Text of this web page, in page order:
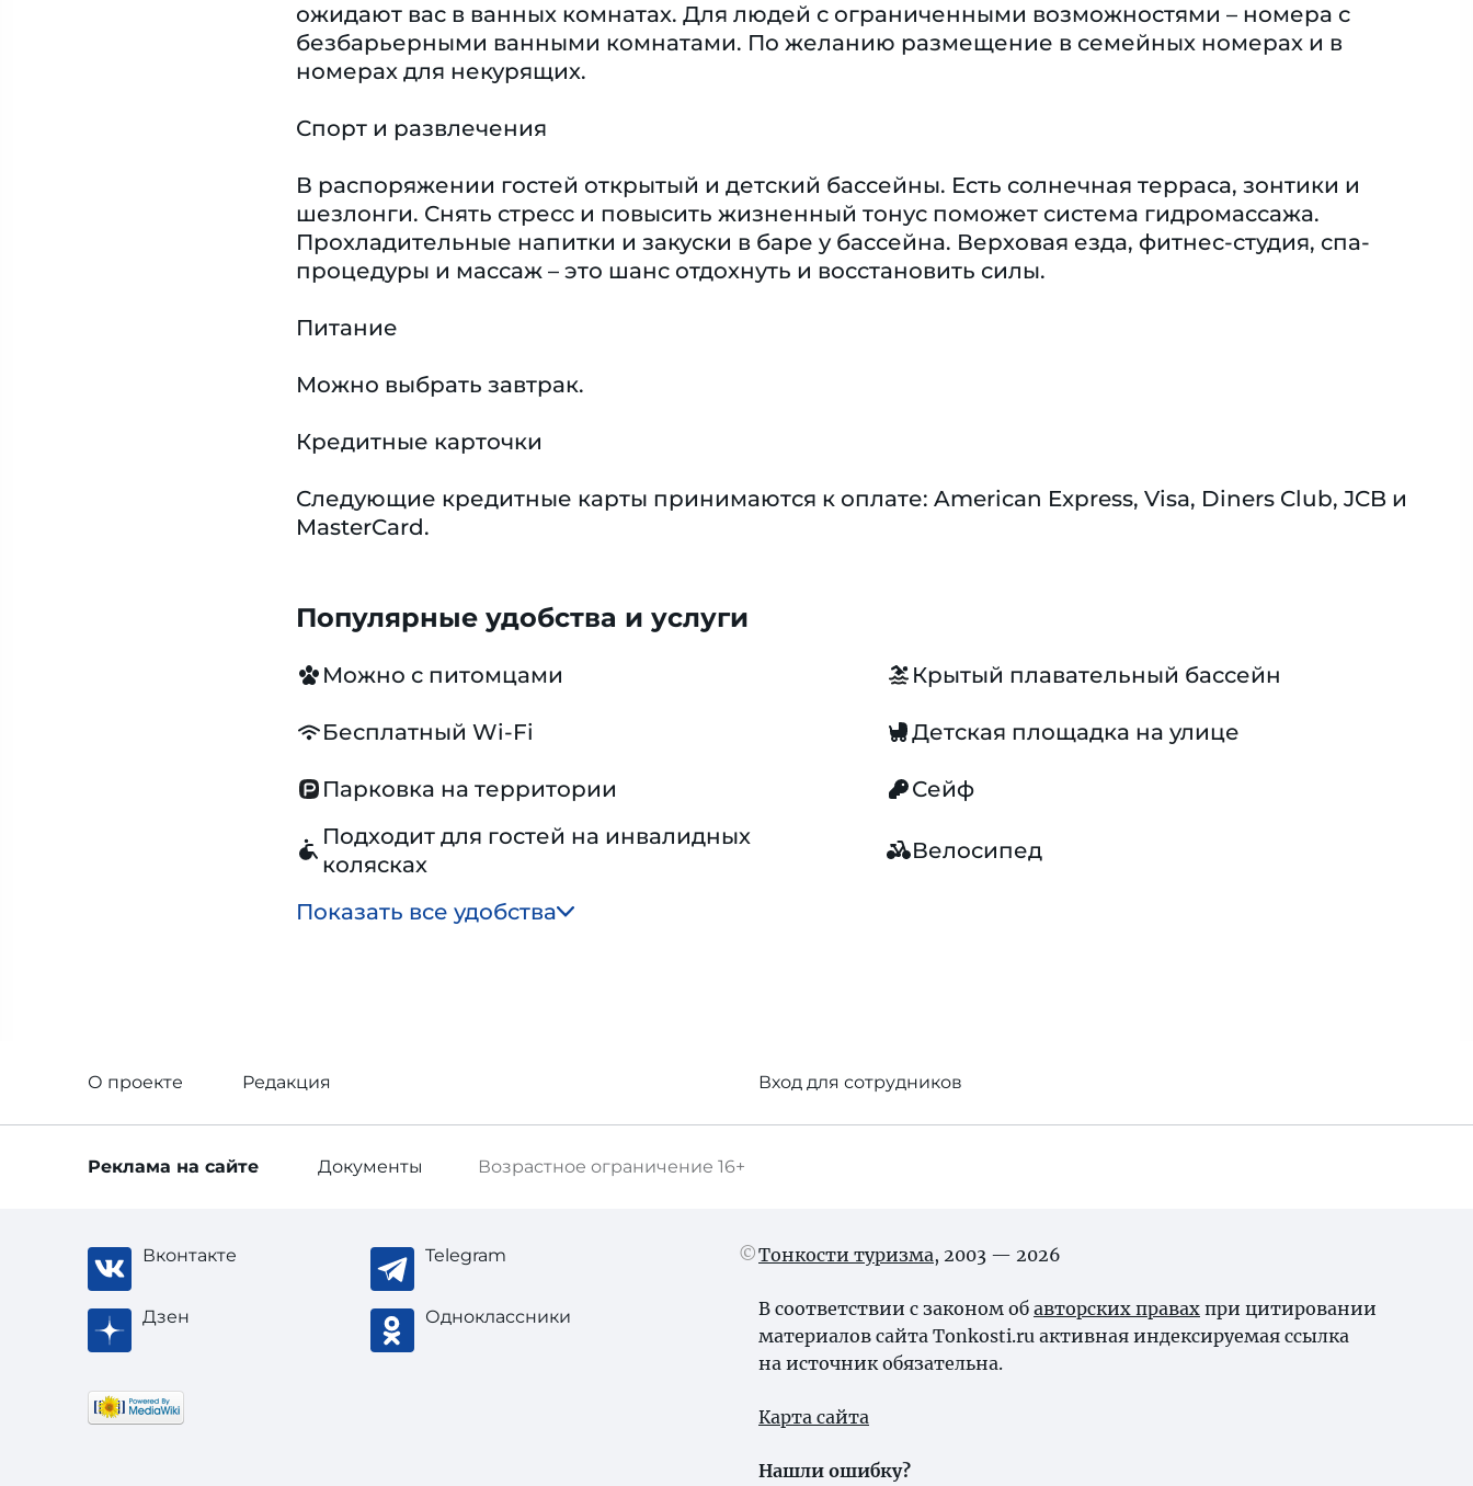
ожидают вас в ванных комнатах. Для людей с ограниченными возможностями – номера с
безбарьерными ванными комнатами. По желанию размещение в семейных номерах и в
номерах для некурящих.
Спорт и развлечения
В распоряжении гостей открытый и детский бассейны. Есть солнечная терраса, зонтики и
шезлонги. Снять стресс и повысить жизненный тонус поможет система гидромассажа.
Прохладительные напитки и закуски в баре у бассейна. Верховая езда, фитнес-студия, спа-
процедуры и массаж – это шанс отдохнуть и восстановить силы.
Питание
Можно выбрать завтрак.
Кредитные карточки
Следующие кредитные карты принимаются к оплате: American Express, Visa, Diners Club, JCB и
MasterCard.
Популярные удобства и услуги
Можно с питомцами Крытый плавательный бассейн
Бесплатный Wi-Fi Детская площадка на улице
Парковка на территории
Сейф
Подходит для гостей на инвалидных
колясках
Велосипед
Показать все удобства
О проекте Редакция Вход для сотрудников
Возрастное ограничение 16+
Реклама на сайте Документы
Вконтакте Telegram
Дзен Одноклассники
Тонкости туризма, 2003 — 2026
В соответствии с законом об авторских правах при цитировании
материалов сайта Tonkosti.ru активная индексируемая ссылка
на источник обязательна.
Карта сайта
Нашли ошибку?